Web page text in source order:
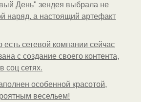
День" зендея выбрала не
наряд, а настоящий артефакт
есть сетевой компании сейчас
с создание своего контента,
соц сетях.
особенной красотой,
весельем!